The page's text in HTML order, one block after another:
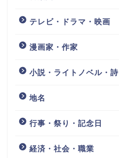
テレビ・ドラマ・映画
漫画家・作家
小説・ライトノベル・詩
地名
行事・祭り・記念日
経済・社会・職業